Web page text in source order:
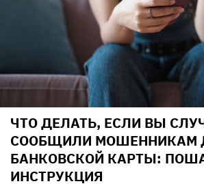
ЧТО ДЕЛАТЬ, ЕСЛИ ВЫ
СООБЩИЛИ МОШЕННИКАМ
БАНКОВСКОЙ КАРТЫ:
ИНСТРУКЦИЯ